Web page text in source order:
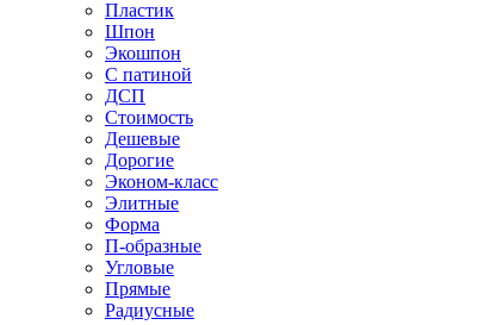
Пластик
Шпон
Экошпон
С патиной
ДСП
Стоимость
Дешевые
Дорогие
Эконом-класс
Элитные
Форма
П-образные
Угловые
Прямые
Радиусные